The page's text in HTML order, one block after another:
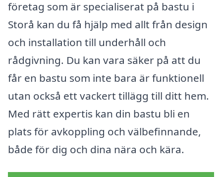
företag som är specialiserat på bastu i
Storå kan du få hjälp med allt från design
och installation till underhåll och
rådgivning. Du kan vara säker på att du
får en bastu som inte bara är funktionell
utan också ett vackert tillägg till ditt hem.
Med rätt expertis kan din bastu bli en
plats för avkoppling och välbefinnande,
både för dig och dina nära och kära.